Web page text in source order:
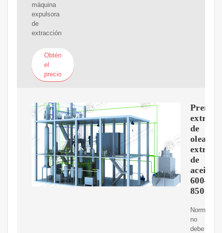
máquina
expulsora
de
extracción
Obtén
el
precio
Prensa
de
de
aceites
600-
850
no
debe